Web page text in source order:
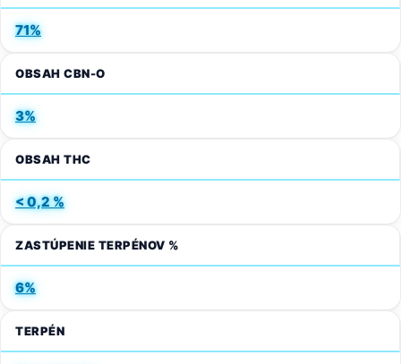
71%
OBSAH CBN-O
3%
OBSAH THC
< 0,2 %
ZASTÚPENIE TERPÉNOV %
6%
TERPÉN